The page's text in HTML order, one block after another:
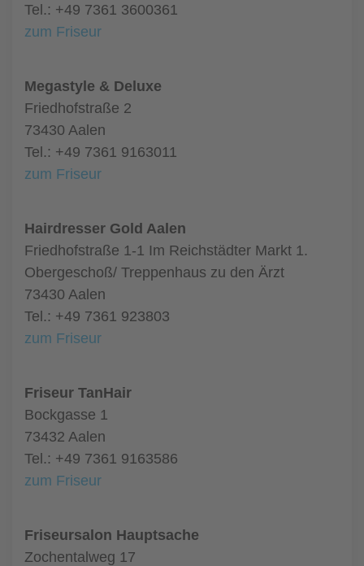
Tel.: +49 7361 3600361
zum Friseur
Megastyle & Deluxe
Friedhofstraße 2
73430 Aalen
Tel.: +49 7361 9163011
zum Friseur
Hairdresser Gold Aalen
Friedhofstraße 1-1 Im Reichstädter Markt 1.
Obergeschoß/ Treppenhaus zu den Ärzt
73430 Aalen
Tel.: +49 7361 923803
zum Friseur
Friseur TanHair
Bockgasse 1
73432 Aalen
Tel.: +49 7361 9163586
zum Friseur
Friseursalon Hauptsache
Zochentalweg 17